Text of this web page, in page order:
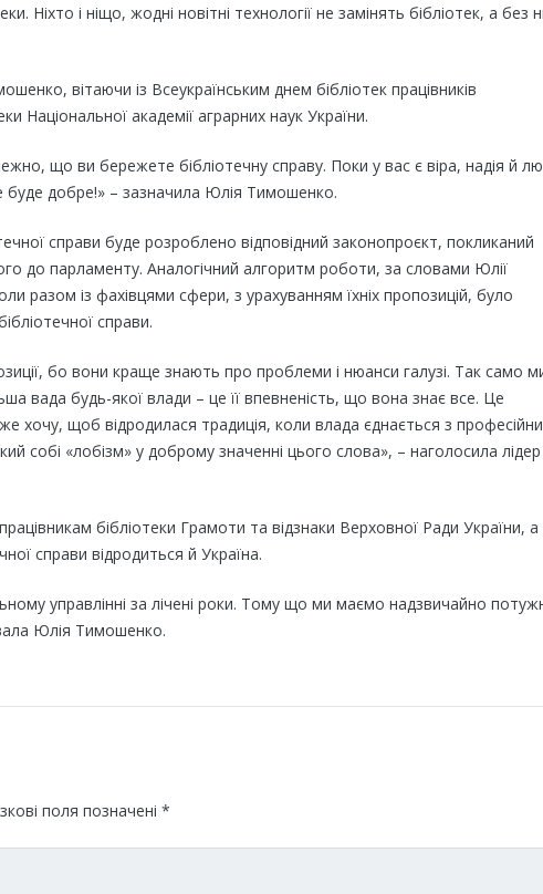
Ніхто і ніщо, жодні новітні технології не замінять бібліотек, а без
вітаючи із Всеукраїнським днем бібліотек працівників
Національної академії аграрних наук України.
що ви бережете бібліотечну справу. Поки у вас є віра, надія й
буде добре!» – зазначила Юлія Тимошенко.
справи буде розроблено відповідний законопроєкт, покликаний
до парламенту. Аналогічний алгоритм роботи, за словами Юлії
із фахівцями сфери, з урахуванням їхніх пропозицій, було
справи.
бо вони краще знають про проблеми і нюанси галузі. Так само
вада будь-якої влади – це її впевненість, що вона знає все. Це
хочу, щоб відродилася традиція, коли влада єднається з
собі «лобізм» у доброму значенні цього слова», – наголосила лідер
бібліотеки Грамоти та відзнаки Верховної Ради України, а
справи відродиться й Україна.
управлінні за лічені роки. Тому що ми маємо надзвичайно
Юлія Тимошенко.
поля позначені *